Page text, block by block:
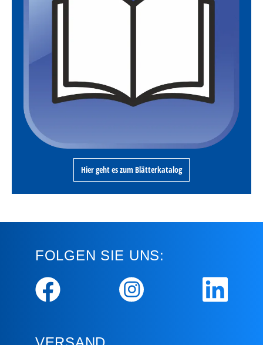
Hier geht es zum Blätterkatalog
FOLGEN SIE UNS: